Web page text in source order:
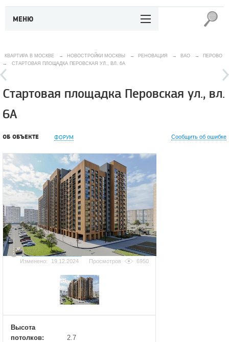
МЕНЮ
КВАРТИРА В МОСКВЕ → НОВОСТРОЙКИ МОСКВЫ → РЕНОВАЦИЯ → ВАО →
ПЕРОВО
→
СТАРТОВАЯ ПЛОЩАДКА ПЕРОВСКАЯ УЛ., ВЛ. 6А
Стартовая площадка Перовская ул., вл.
6А
ОБ ОБЪЕКТЕ ФОРУМ Сообщить об ошибке
Добавить фотографию
Изменено:
19.12.2024 Просмотров 6950
Высота
потолков:
2.7